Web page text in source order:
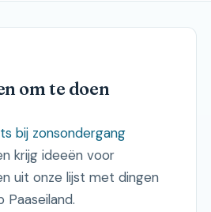
om te doen
krijg ideeën voor
uit onze lijst met dingen
Paaseiland.